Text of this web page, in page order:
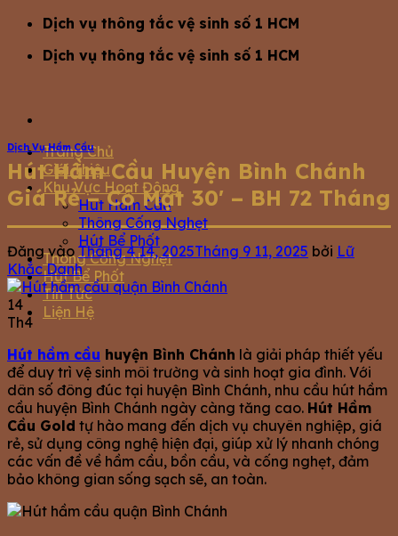
Dịch vụ thông tắc vệ sinh số 1 HCM
Dịch vụ thông tắc vệ sinh số 1 HCM
Trang Chủ
Giới Thiệu
Khu Vực Hoạt Động
Hút Hầm Cầu
Thông Cống Nghẹt
Hút Bể Phốt
Thông Cống Nghẹt
Hút Bể Phốt
Tin Tức
Liện Hệ
Dịch Vụ Hầm Cầu
Hút Hầm Cầu Huyện Bình Chánh
Giá Rẻ – Có Mặt 30′ – BH 72 Tháng
Đăng vào Tháng 4 14, 2025Tháng 9 11, 2025 bởi Lữ
Khắc Danh
14
Th4
Hút hầm cầu huyện Bình Chánh là giải pháp thiết yếu
để duy trì vệ sinh môi trường và sinh hoạt gia đình. Với
dân số đông đúc tại huyện Bình Chánh, nhu cầu hút hầm
cầu huyện Bình Chánh ngày càng tăng cao. Hút Hầm
Cầu Gold tự hào mang đến dịch vụ chuyên nghiệp, giá
rẻ, sử dụng công nghệ hiện đại, giúp xử lý nhanh chóng
các vấn đề về hầm cầu, bồn cầu, và cống nghẹt, đảm
bảo không gian sống sạch sẽ, an toàn.